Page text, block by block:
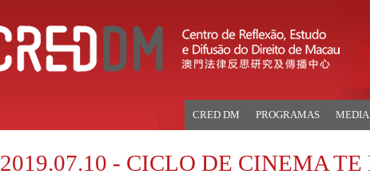
MEDIA
PROGRAMAS
CRED DM
2019.07.10 - CICLO DE CINEMA TE